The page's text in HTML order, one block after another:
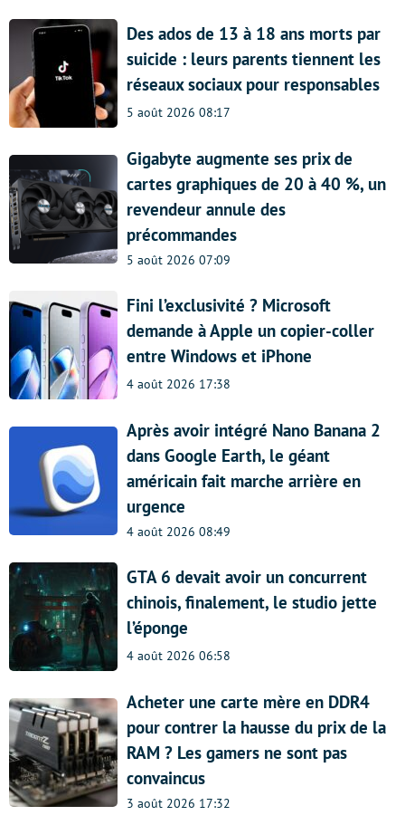
Des ados de 13 à 18 ans morts par
suicide : leurs parents tiennent les
réseaux sociaux pour responsables
5 août 2026 08:17
Gigabyte augmente ses prix de
cartes graphiques de 20 à 40 %, un
revendeur annule des
précommandes
5 août 2026 07:09
Fini l’exclusivité ? Microsoft
demande à Apple un copier-coller
entre Windows et iPhone
4 août 2026 17:38
Après avoir intégré Nano Banana 2
dans Google Earth, le géant
américain fait marche arrière en
urgence
4 août 2026 08:49
GTA 6 devait avoir un concurrent
chinois, finalement, le studio jette
l’éponge
4 août 2026 06:58
Acheter une carte mère en DDR4
pour contrer la hausse du prix de la
RAM ? Les gamers ne sont pas
convaincus
3 août 2026 17:32